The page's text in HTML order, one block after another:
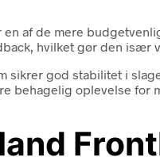
en af de mere
hvilket gør den især
sikrer god stabilitet i
behagelig oplevelse for